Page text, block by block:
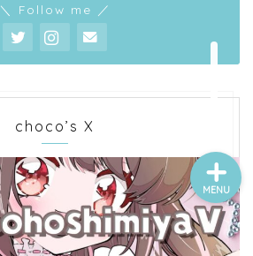
＼ Follow me ／
choco’s X
MENU
question！